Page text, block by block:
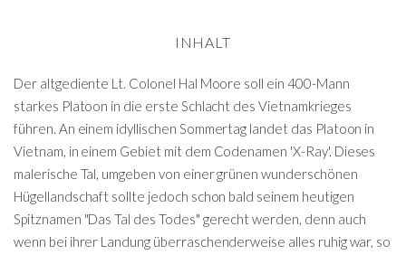
INHALT
Der altgediente Lt. Colonel Hal Moore soll ein 400-Mann
starkes Platoon in die erste Schlacht des Vietnamkrieges
führen. An einem idyllischen Sommertag landet das Platoon in
Vietnam, in einem Gebiet mit dem Codenamen 'X-Ray'. Dieses
malerische Tal, umgeben von einer grünen wunderschönen
Hügellandschaft sollte jedoch schon bald seinem heutigen
Spitznamen "Das Tal des Todes" gerecht werden, denn auch
wenn bei ihrer Landung überraschenderweise alles ruhig war, so